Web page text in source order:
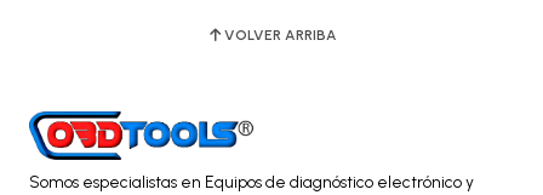
VOLVER ARRIBA
Somos especialistas en Equipos de diagnóstico electrónico y